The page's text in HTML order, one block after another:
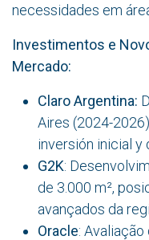
necessidades em
Investimentos e
Mercado:
Claro Argentina:
Aires (2024-
inversión inicial y
G2K:
de 3.000 m²,
avançados da
Oracle: